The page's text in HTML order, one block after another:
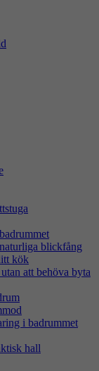
blickfång
kök
att behöva byta
i badrummet
hall